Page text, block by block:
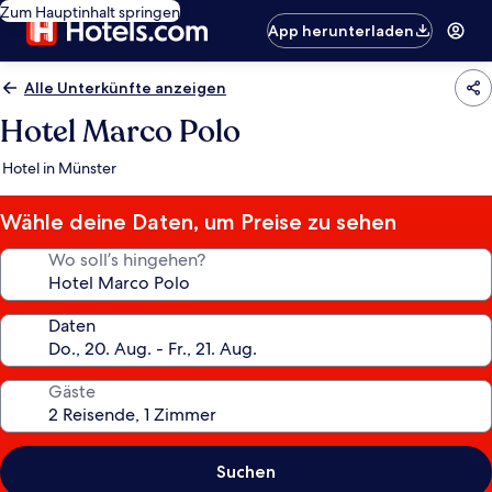
Zum Hauptinhalt springen
App herunterladen
Alle Unterkünfte anzeigen
Hotel Marco Polo
Hotel in Münster
Wähle deine Daten, um Preise zu sehen
Wo soll’s hingehen?
Daten
Gäste
Suchen